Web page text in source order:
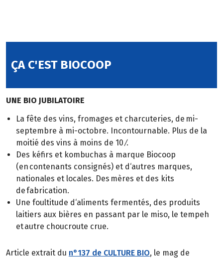
ÇA C'EST BIOCOOP
UNE BIO JUBILATOIRE
La fête des vins, fromages et charcuteries, de mi-
septembre à mi-octobre. Incontournable. Plus de la
moitié des vins à moins de 10 ⁄.
Des kéfirs et kombuchas à marque Biocoop
(en contenants consignés) et d‘autres marques,
nationales et locales. Des mères et des kits
de fabrication.
Une foultitude d‘aliments fermentés, des produits
laitiers aux bières en passant par le miso, le tempeh
et autre choucroute crue.
Article extrait du n°137 de CULTURE BIO, le mag de